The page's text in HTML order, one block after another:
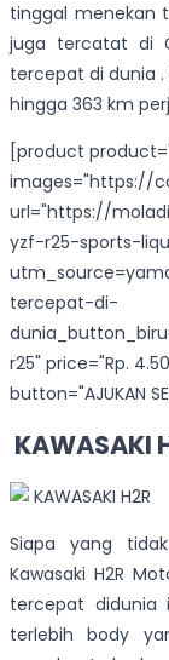
tinggal menekan
juga tercatat di
tercepat di dunia
hingga 363 km
[product
images="https://
url="https://
yzf-r25-sports-
tercepat-di-
r25" price="Rp.
button="AJUKAN
KAWASAKI
Siapa yang
Kawasaki H2R
tercepat didunia
terlebih body